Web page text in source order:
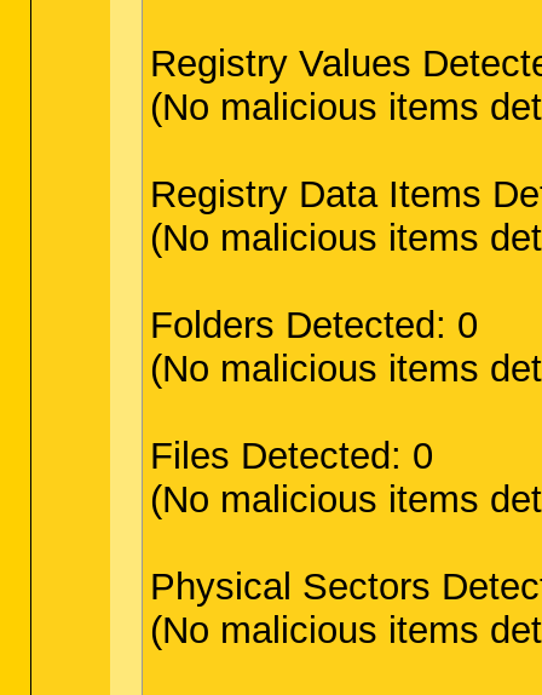
Registry Values
(No malicious items
Registry Data Items
(No malicious items
Folders Detected: 0
(No malicious items
Files Detected: 0
(No malicious items
Physical Sectors
(No malicious items